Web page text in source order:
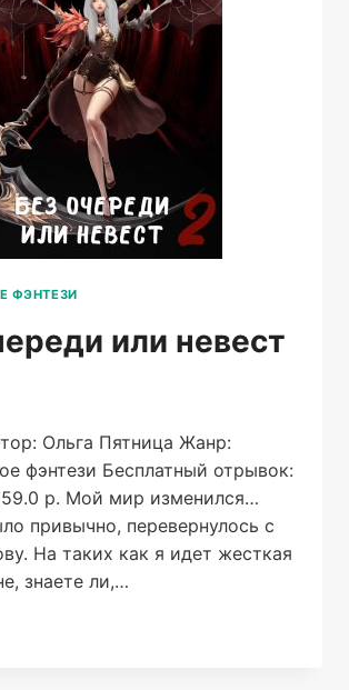
ФЭНТЕЗИ
или невест
Ольга Пятница Жанр:
фэнтези Бесплатный отрывок:
р. Мой мир изменился…
привычно, перевернулось с
На таких как я идет жесткая
знаете ли,…